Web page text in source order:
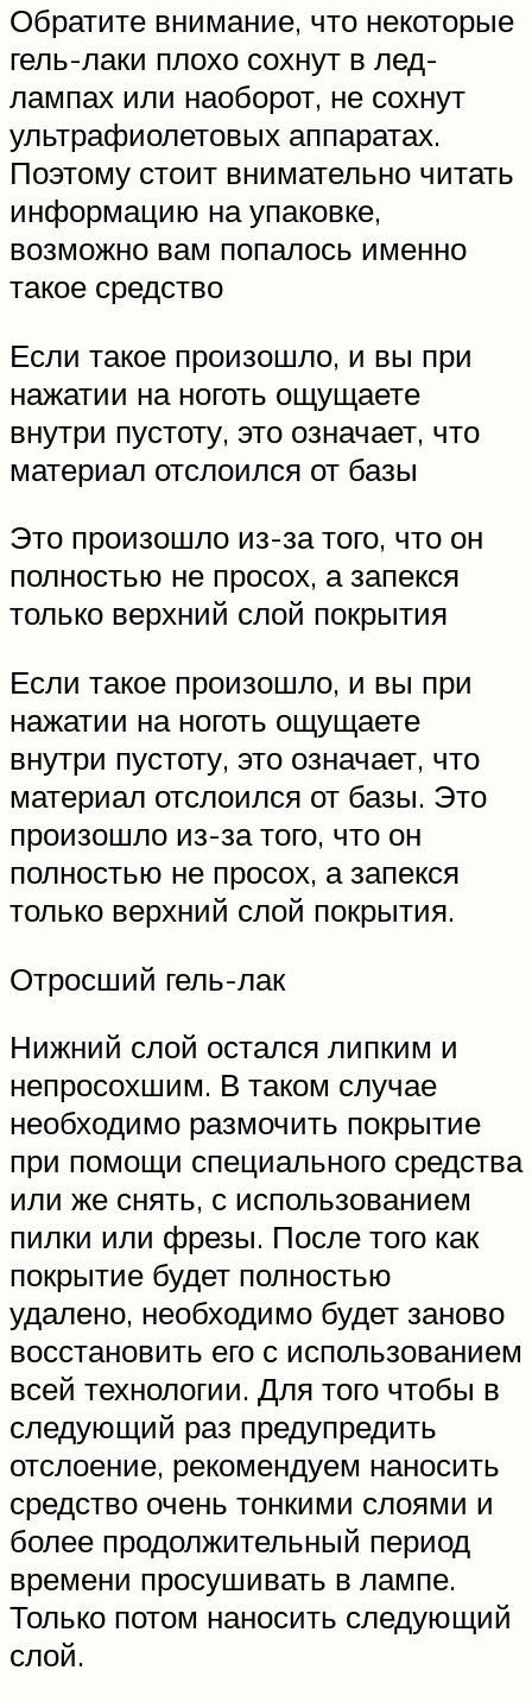
Обратите внимание, что некоторые
гель-лаки плохо сохнут в лед-
лампах или наоборот, не сохнут
ультрафиолетовых аппаратах.
Поэтому стоит внимательно читать
информацию на упаковке,
возможно вам попалось именно
такое средство
Если такое произошло, и вы при
нажатии на ноготь ощущаете
внутри пустоту, это означает, что
материал отслоился от базы
Это произошло из-за того, что он
полностью не просох, а запекся
только верхний слой покрытия
Если такое произошло, и вы при
нажатии на ноготь ощущаете
внутри пустоту, это означает, что
материал отслоился от базы. Это
произошло из-за того, что он
полностью не просох, а запекся
только верхний слой покрытия.
Отросший гель-лак
Нижний слой остался липким и
непросохшим. В таком случае
необходимо размочить покрытие
при помощи специального средства
или же снять, с использованием
пилки или фрезы. После того как
покрытие будет полностью
удалено, необходимо будет заново
восстановить его с использованием
всей технологии. Для того чтобы в
следующий раз предупредить
отслоение, рекомендуем наносить
средство очень тонкими слоями и
более продолжительный период
времени просушивать в лампе.
Только потом наносить следующий
слой.